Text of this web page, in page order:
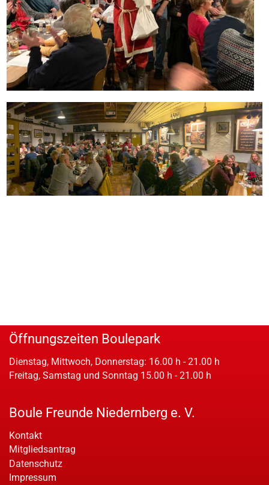
Öffnungszeiten Boulepark
Dienstag, Mittwoch, Donnerstag: 16.00 h - 21.00 h
Freitag, Samstag und Sonntag 15.00 h - 21.00 h
Boule Freunde Niedernberg e. V.
Kontakt
Mitgliedsantrag
Datenschutz
Impressum